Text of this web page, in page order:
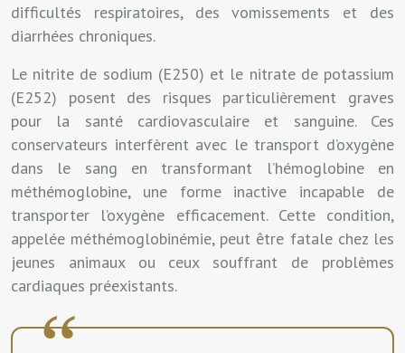
difficultés respiratoires, des vomissements et des
diarrhées chroniques.
Le nitrite de sodium (E250) et le nitrate de potassium
(E252) posent des risques particulièrement graves
pour la santé cardiovasculaire et sanguine. Ces
conservateurs interfèrent avec le transport d’oxygène
dans le sang en transformant l’hémoglobine en
méthémoglobine, une forme inactive incapable de
transporter l’oxygène efficacement. Cette condition,
appelée méthémoglobinémie, peut être fatale chez les
jeunes animaux ou ceux souffrant de problèmes
cardiaques préexistants.